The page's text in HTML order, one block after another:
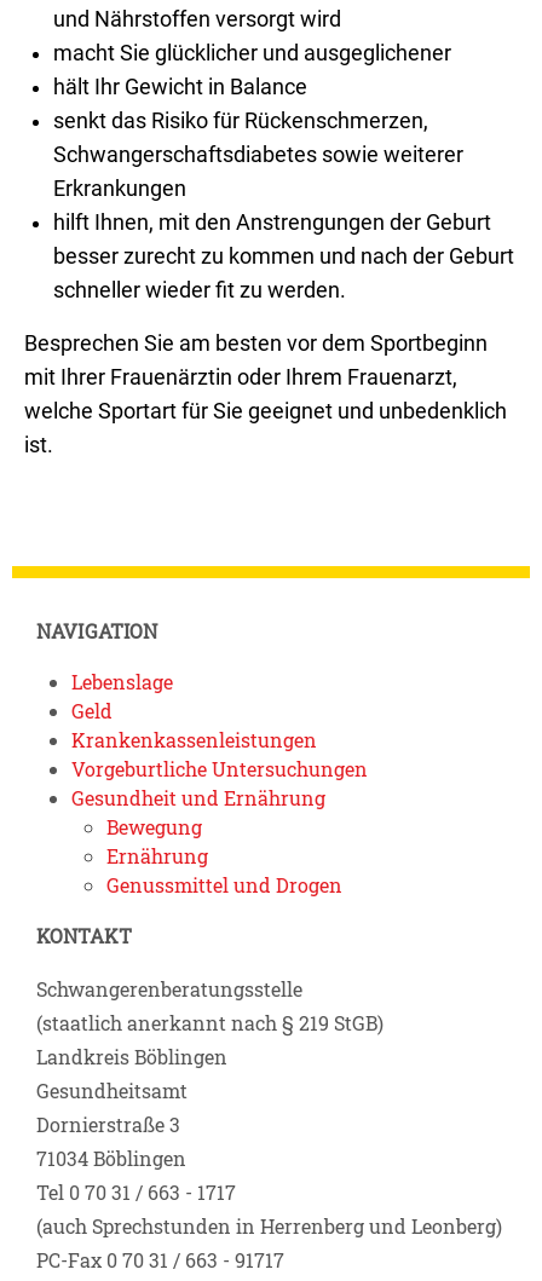
und Nährstoffen versorgt wird
macht Sie glücklicher und ausgeglichener
hält Ihr Gewicht in Balance
senkt das Risiko für Rückenschmerzen,
Schwangerschaftsdiabetes sowie weiterer
Erkrankungen
hilft Ihnen, mit den Anstrengungen der Geburt
besser zurecht zu kommen und nach der Geburt
schneller wieder fit zu werden.
Besprechen Sie am besten vor dem Sportbeginn
mit Ihrer Frauenärztin oder Ihrem Frauenarzt,
welche Sportart für Sie geeignet und unbedenklich
ist.
NAVIGATION
Lebenslage
Geld
Krankenkassenleistungen
Vorgeburtliche Untersuchungen
Gesundheit und Ernährung
Bewegung
Ernährung
Genussmittel und Drogen
KONTAKT
Schwangerenberatungsstelle
(staatlich anerkannt nach § 219 StGB)
Landkreis Böblingen
Gesundheitsamt
Dornierstraße 3
71034 Böblingen
Tel 0 70 31 / 663 - 1717
(auch Sprechstunden in Herrenberg und Leonberg)
PC-Fax 0 70 31 / 663 - 91717